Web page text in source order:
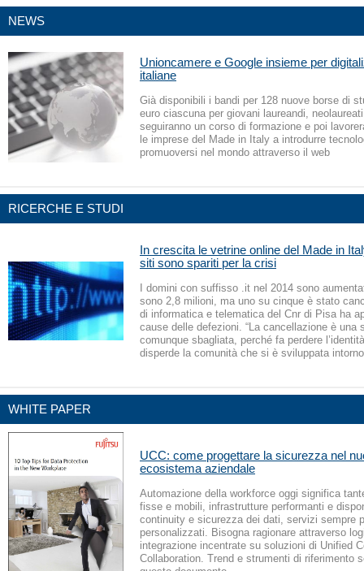
NEWS
Unioncamere e Google insieme per
italiane
Già disponibili i bandi per 128 nuove borse di
euro ciascuna per giovani laureandi,
seguiranno un corso di formazione e poi
le imprese del Made in Italy a introdurre
promuoversi nel mondo attraverso il web
RICERCHE E STUDI
In crescita le vetrine online del Made in
siti sono spariti per la crisi
I domini con suffisso .it nel 2014 sono
sono 2,8 milioni, ma uno su cinque è stato
di informatica e telematica del Cnr di Pisa ha
cause delle defezioni. “La cancellazione è una
comunque sbagliata, perché fa perdere
disperde la comunità che si è sviluppata
WHITE PAPER
UCC: come progettare la sicurezza nel
ecosistema aziendale
Automazione della workforce oggi significa
fisse e mobili, infrastrutture performanti e
continuity e sicurezza dei dati, servizi sempre
personalizzati. Bisogna ragionare attraverso
integrazione incentrate su soluzioni di Unified
Collaboration. Trend e strumenti di riferimento